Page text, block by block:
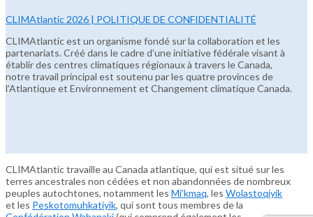
CLIMAtlantic 2026 | POLITIQUE DE CONFIDENTIALITÉ
CLIMAtlantic est un organisme fondé sur la collaboration et les
partenariats. Créé dans le cadre d’une initiative fédérale visant à
établir des centres climatiques régionaux à travers le Canada,
notre travail principal est soutenu par les quatre provinces de
l’Atlantique et Environnement et Changement climatique Canada.
CLIMAtlantic travaille au Canada atlantique, qui est situé sur les
terres ancestrales non cédées et non abandonnées de nombreux
peuples autochtones, notamment les Mi’kmaq, les Wolastoqiyik
et les Peskotomuhkatiyik, qui sont tous membres de la